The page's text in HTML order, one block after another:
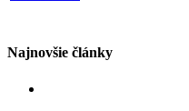
Najnovšie články